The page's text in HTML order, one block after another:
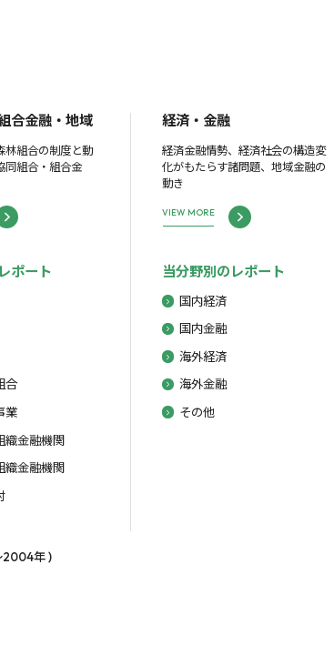
合金融・地域
林組合の制度と動
同組合・組合金
ポート
合
業
織金融機関
織金融機関
経済・金融
経済金融情勢、経済社会の構造変
化がもたらす諸問題、地域金融の
動き
VIEW MORE
当分野別のレポート
国内経済
国内金融
海外経済
海外金融
その他
2004年 )